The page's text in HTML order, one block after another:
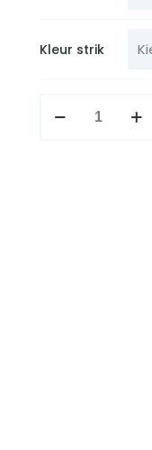
Kleur strik